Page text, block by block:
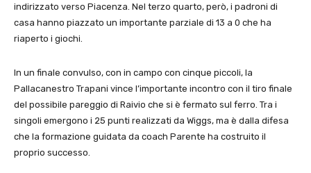
indirizzato verso Piacenza. Nel terzo quarto, però, i padroni di
casa hanno piazzato un importante parziale di 13 a 0 che ha
riaperto i giochi.
In un finale convulso, con in campo con cinque piccoli, la
Pallacanestro Trapani vince l’importante incontro con il tiro finale
del possibile pareggio di Raivio che si è fermato sul ferro. Tra i
singoli emergono i 25 punti realizzati da Wiggs, ma è dalla difesa
che la formazione guidata da coach Parente ha costruito il
proprio successo.